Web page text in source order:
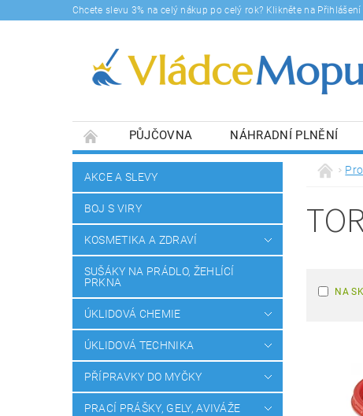
Chcete slevu 3% na celý nákup po celý rok? Klikněte na
PŮJČOVNA NÁHRADNÍ PLNĚNÍ
DOPRAVY A PLATBA
BLOG
AKCE A SLEVY
BOJ S VIRY
KOSMETIKA A ZDRAVÍ
SUŠÁKY NA PRÁDLO, ŽEHLÍCÍ
PRKNA
ÚKLIDOVÁ CHEMIE
ÚKLIDOVÁ TECHNIKA
PŘÍPRAVKY DO MYČKY
PRACÍ PRÁŠKY, GELY, AVIVÁŽE
NA